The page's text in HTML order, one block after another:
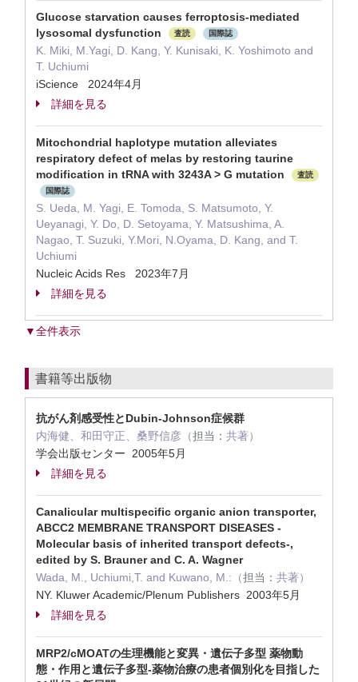
Glucose starvation causes ferroptosis-mediated
lysosomal dysfunction
査読 国際誌
K. Miki, M.Yagi, D. Kang, Y. Kunisaki, K. Yoshimoto and
T. Uchiumi
iScience 2024年4月
詳細を見る
Mitochondrial haplotype mutation alleviates
respiratory defect of melas by restoring taurine
modification in tRNA with 3243A > G mutation
査読
国際誌
S. Ueda, M. Yagi, E. Tomoda, S. Matsumoto, Y.
Ueyanagi, Y. Do, D. Setoyama, Y. Matsushima, A.
Nagao, T. Suzuki, Y.Mori, N.Oyama, D. Kang, and T.
Uchiumi
Nucleic Acids Res 2023年7月
詳細を見る
▼全件表示
書籍等出版物
抗がん剤感受性とDubin-Johnson症候群
内海健、和田守正、桑野信彦（担当： 共著）
学会出版センター 2005年5月
詳細を見る
Canalicular multispecific organic anion transporter,
ABCC2 MEMBRANE TRANSPORT DISEASES -
Molecular basis of inherited transport defects-,
edited by S. Brauner and C. A. Wagner
Wada, M., Uchiumi,T. and Kuwano, M.:（担当： 共著）
NY. Kluwer Academic/Plenum Publishers 2003年5月
詳細を見る
MRP2/cMOATの生理機能と変異・遺伝子多型 薬物動
態・作用と遺伝子多型-薬物治療の患者個別化を目指した